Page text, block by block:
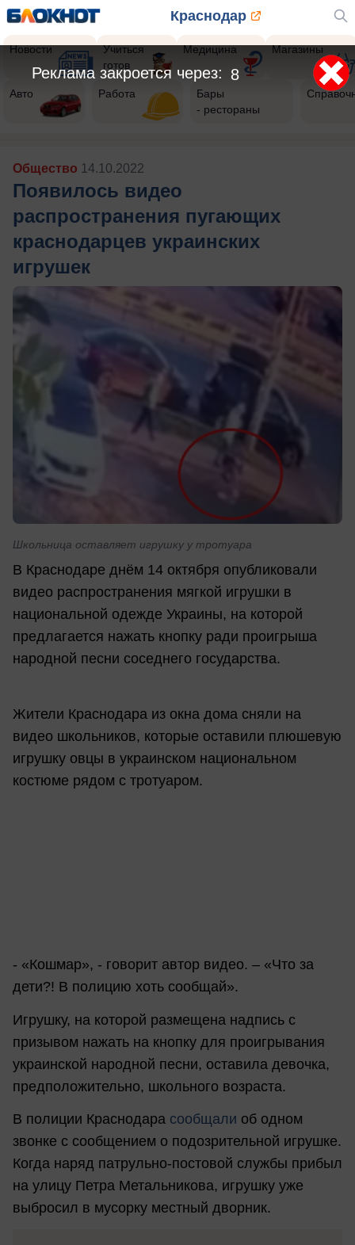
Краснодар
Новости
Учиться
готов
Медицина Магазины
Авто Работа
Бары
- рестораны
Общество 14.10.2022
Появилось видео
распространения пугающих
краснодарцев украинских
игрушек
Школьница оставляет игрушку у тротуара
В Краснодаре днём 14 октября опубликовали
видео распространения мягкой игрушки в
национальной одежде Украины, на которой
предлагается нажать кнопку ради проигрыша
народной песни соседнего государства.
Жители Краснодара из окна дома сняли на
видео школьников, которые оставили плюшевую
игрушку овцы в украинском национальном
костюме рядом с тротуаром.
- «Кошмар», - говорит автор видео. – «Что за
дети?! В полицию хоть сообщай».
Игрушку, на которой размещена надпись с
призывом нажать на кнопку для проигрывания
украинской народной песни, оставила девочка,
предположительно, школьного возраста.
В полиции Краснодара сообщали об одном
звонке с сообщением о подозрительной игрушке.
Когда наряд патрульно-постовой службы прибыл
на улицу Петра Метальникова, игрушку уже
выбросил в мусорку местный дворник.
5
Реклама закроется через: